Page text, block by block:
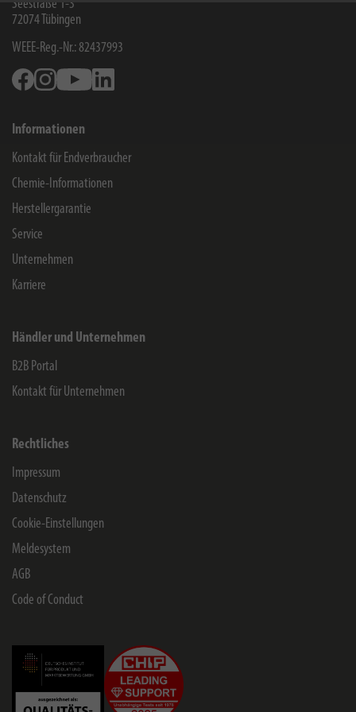
Seestraße 1-3
72074 Tübingen
WEEE-Reg.-Nr.: 82437993
FacebookInstagramYoutube
Informationen
Kontakt für Endverbraucher
Chemie-Informationen
Herstellergarantie
Service
Unternehmen
Karriere
Händler und Unternehmen
B2B Portal
Kontakt für Unternehmen
Rechtliches
Impressum
Datenschutz
Cookie-Einstellungen
Meldesystem
AGB
Code of Conduct